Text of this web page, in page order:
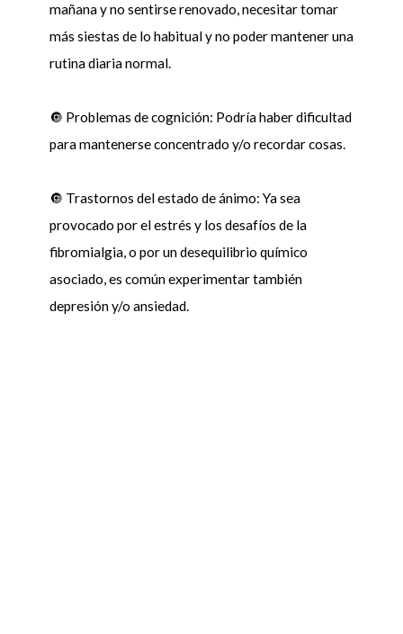
mañana y no sentirse renovado, necesitar tomar
más siestas de lo habitual y no poder mantener una
rutina diaria normal.
🔘 Problemas de cognición: Podría haber dificultad
para mantenerse concentrado y/o recordar cosas.
🔘 Trastornos del estado de ánimo: Ya sea
provocado por el estrés y los desafíos de la
fibromialgia, o por un desequilibrio químico
asociado, es común experimentar también
depresión y/o ansiedad.